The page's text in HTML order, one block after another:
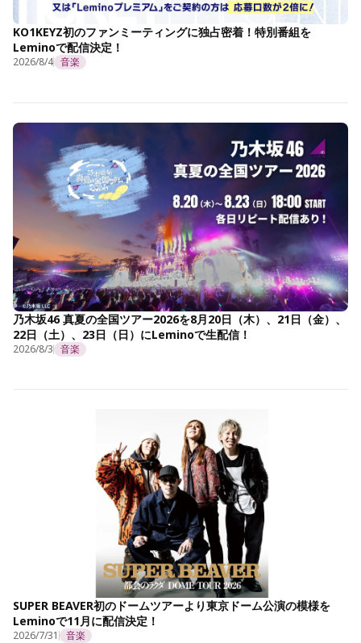
KO1KEYZ初のファンミーティングに独占密着！特別番組を
Leminoで配信決定！
2026/8/4 音楽
乃木坂46 真夏の全国ツアー2026を8月20日（木）、21日（金）、
22日（土）、23日（日）にLeminoで生配信！
2026/8/3 音楽
SUPER BEAVER初のドームツアーより東京ドーム公演の模様を
Leminoで11月に配信決定！
2026/7/31 音楽